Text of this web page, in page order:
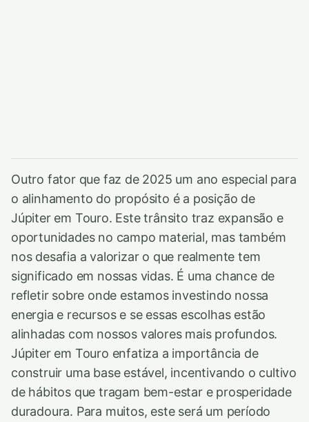
Outro fator que faz de 2025 um ano especial para
o alinhamento do propósito é a posição de
Júpiter em Touro. Este trânsito traz expansão e
oportunidades no campo material, mas também
nos desafia a valorizar o que realmente tem
significado em nossas vidas. É uma chance de
refletir sobre onde estamos investindo nossa
energia e recursos e se essas escolhas estão
alinhadas com nossos valores mais profundos.
Júpiter em Touro enfatiza a importância de
construir uma base estável, incentivando o cultivo
de hábitos que tragam bem-estar e prosperidade
duradoura. Para muitos, este será um período